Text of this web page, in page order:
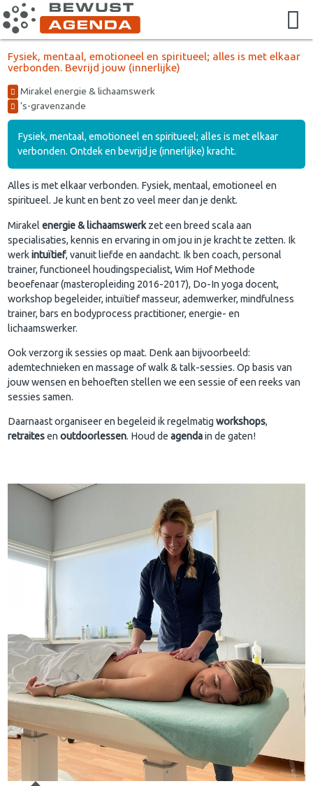
Fysiek, mentaal, emotioneel en spiritueel; alles is met elkaar
verbonden. Bevrijd jouw (innerlijke)
Mirakel energie & lichaamswerk
's-gravenzande
Fysiek, mentaal, emotioneel en spiritueel; alles is met elkaar
verbonden. Ontdek en bevrijd je (innerlijke) kracht.
Alles is met elkaar verbonden. Fysiek, mentaal, emotioneel en
spiritueel. Je kunt en bent zo veel meer dan je denkt.
Mirakelenergie & lichaamswerkzet een breed scala aan
specialisaties, kennis en ervaring in om jou in je kracht te zetten. Ik
werkintuïtief, vanuit liefde en aandacht. Ik ben coach, personal
trainer, functioneel houdingspecialist, Wim Hof Methode
beoefenaar (masteropleiding 2016-2017), Do-In yoga docent,
workshop begeleider, intuïtief masseur, ademwerker, mindfulness
trainer, bars en bodyprocess practitioner, energie- en
lichaamswerker.
Ook verzorg ik sessies op maat. Denk aan bijvoorbeeld:
ademtechnieken en massage of walk & talk-sessies. Op basis van
jouw wensen en behoeften stellen we een sessie of een reeks van
sessies samen.
Daarnaast organiseer en begeleid ik regelmatigworkshops,
retraitesenoutdoorlessen. Houd deagendain de gaten!